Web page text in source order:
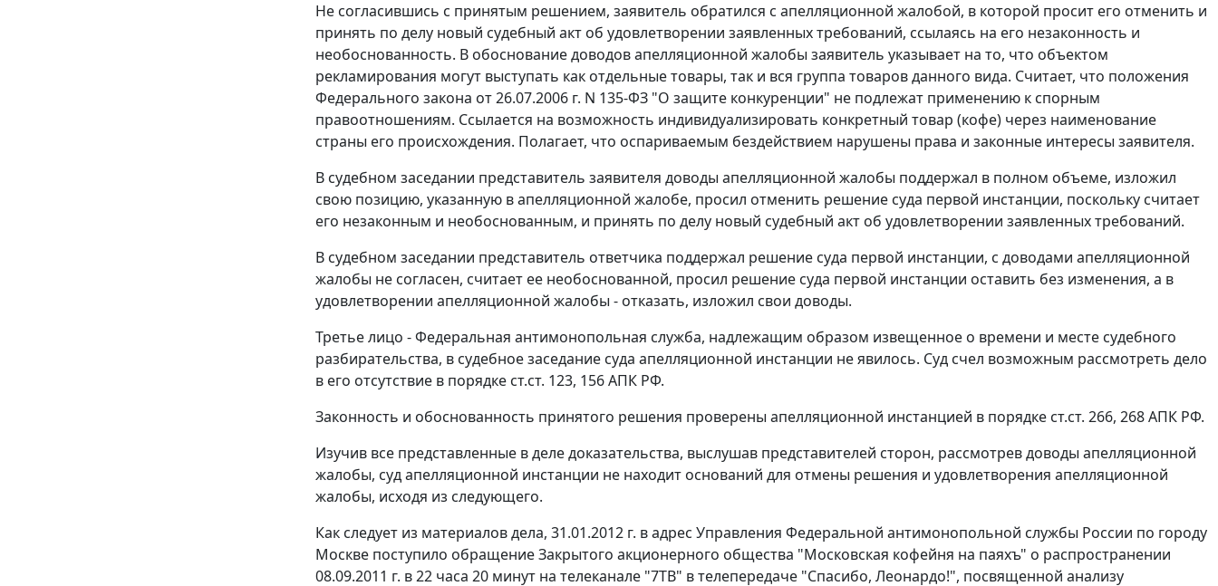
Не согласившись с принятым решением, заявитель обратился с апелляционной жалобой, в которой просит его отменить и
принять по делу новый судебный акт об удовлетворении заявленных требований, ссылаясь на его незаконность и
необоснованность. В обоснование доводов апелляционной жалобы заявитель указывает на то, что объектом
рекламирования могут выступать как отдельные товары, так и вся группа товаров данного вида. Считает, что положения
Федерального закона от 26.07.2006 г. N 135-ФЗ "О защите конкуренции" не подлежат применению к спорным
правоотношениям. Ссылается на возможность индивидуализировать конкретный товар (кофе) через наименование
страны его происхождения. Полагает, что оспариваемым бездействием нарушены права и законные интересы заявителя.
В судебном заседании представитель заявителя доводы апелляционной жалобы поддержал в полном объеме, изложил
свою позицию, указанную в апелляционной жалобе, просил отменить решение суда первой инстанции, поскольку считает
его незаконным и необоснованным, и принять по делу новый судебный акт об удовлетворении заявленных требований.
В судебном заседании представитель ответчика поддержал решение суда первой инстанции, с доводами апелляционной
жалобы не согласен, считает ее необоснованной, просил решение суда первой инстанции оставить без изменения, а в
удовлетворении апелляционной жалобы - отказать, изложил свои доводы.
Третье лицо - Федеральная антимонопольная служба, надлежащим образом извещенное о времени и месте судебного
разбирательства, в судебное заседание суда апелляционной инстанции не явилось. Суд счел возможным рассмотреть дело
в его отсутствие в порядке ст.ст. 123, 156АПК РФ.
Законность и обоснованность принятого решения проверены апелляционной инстанцией в порядке ст.ст. 266, 268АПК РФ.
Изучив все представленные в деле доказательства, выслушав представителей сторон, рассмотрев доводы апелляционной
жалобы, суд апелляционной инстанции не находит оснований для отмены решения и удовлетворения апелляционной
жалобы, исходя из следующего.
Как следует из материалов дела, 31.01.2012 г. в адрес Управления Федеральной антимонопольной службы России по городу
Москве поступило обращение Закрытого акционерного общества "Московская кофейня на паяхъ" о распространении
08.09.2011 г. в 22 часа 20 минут на телеканале "7ТВ" в телепередаче "Спасибо, Леонардо!", посвященной анализу